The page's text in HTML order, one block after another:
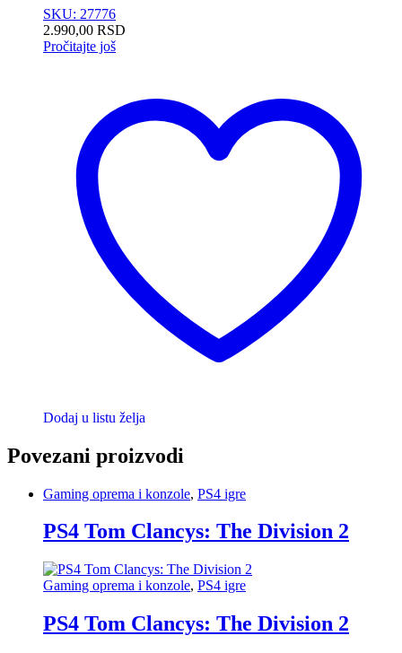
SKU: 27776
2.990,00 RSD
Pročitajte još
Dodaj u listu želja
Povezani proizvodi
Gaming oprema i konzole, PS4 igre
PS4 Tom Clancys: The Division 2
Gaming oprema i konzole, PS4 igre
PS4 Tom Clancys: The Division 2